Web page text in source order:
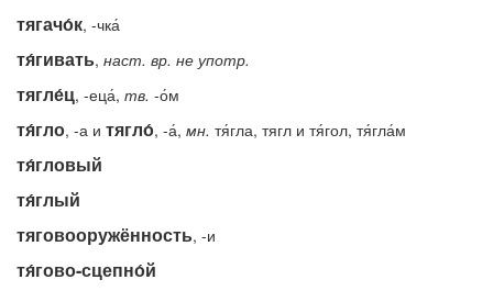
тягачо́к, -чка́
тя́гивать, наст. вр. не употр.
тягле́ц, -еца́, тв. -о́м
тя́гло, -а и тягло́, -а́, мн. тя́гла, тягл и тя́гол, тя́гла́м
тя́гловый
тя́глый
тяговооружённость, -и
тя́гово-сцепно́й